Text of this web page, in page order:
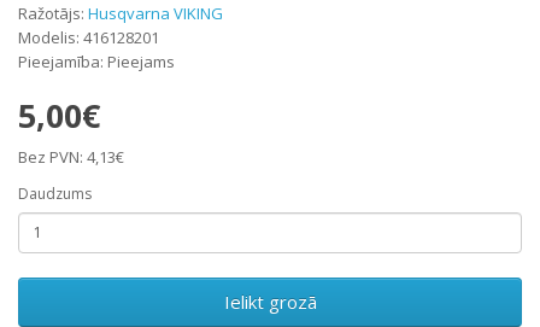
Ražotājs: Husqvarna VIKING
Modelis: 416128201
Pieejamība: Pieejams
5,00€
Bez PVN: 4,13€
Daudzums
Ielikt grozā